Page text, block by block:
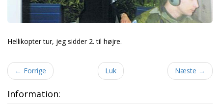
Hellikopter tur, jeg sidder 2. til højre.
← Forrige Luk Næste →
Information: